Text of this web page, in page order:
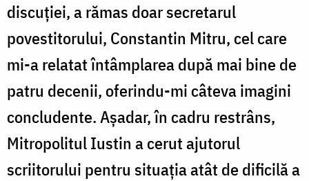
discuției, a rămas doar secretarul
povestitorului, Constantin Mitru, cel care
mi-a relatat întâmplarea după mai bine de
patru decenii, oferindu-mi câteva imagini
concludente. Așadar, în cadru restrâns,
Mitropolitul Iustin a cerut ajutorul
scriitorului pentru situaţia atât de dificilă a